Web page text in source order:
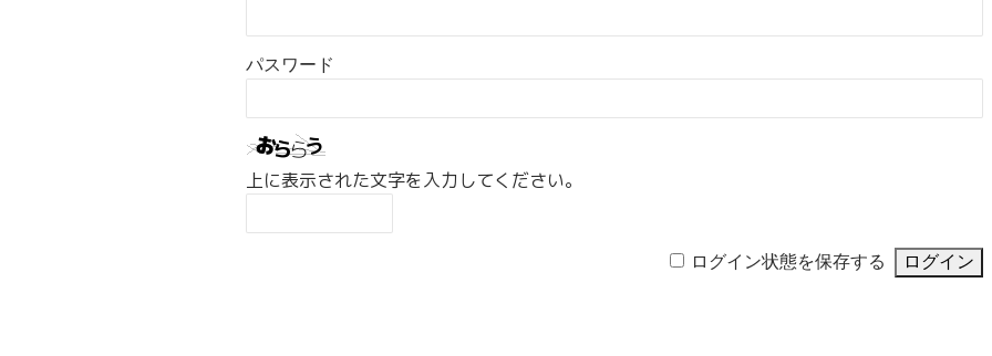
パスワード
上に表示された文字を入力してください。
ログイン状態を保存する